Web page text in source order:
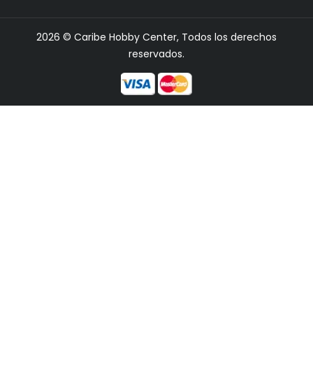
2026 © Caribe Hobby Center, Todos los derechos
reservados.